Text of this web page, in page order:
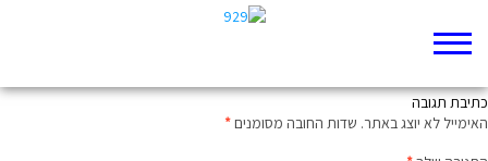
ממעמקים קראתיך: מיטיבי לכת לבמדבר פרק ה
כתיבת תגובה
האימייל לא יוצג באתר. שדות החובה מסומנים*